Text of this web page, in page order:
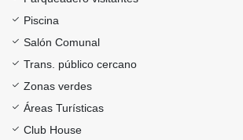
Piscina
Salón Comunal
Trans. público cercano
Zonas verdes
Áreas Turísticas
Club House